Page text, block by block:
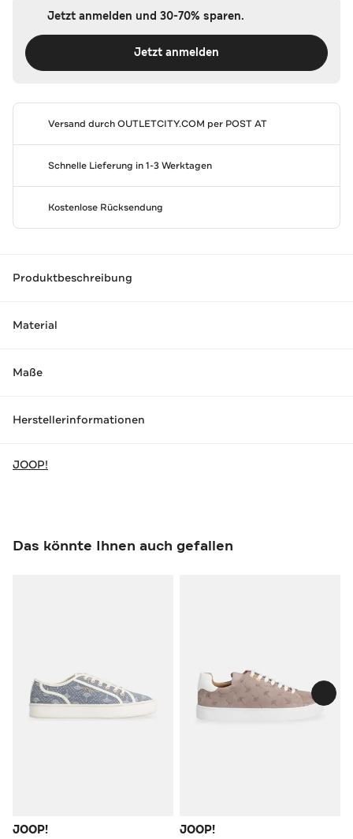
Jetzt anmelden und 30-70% sparen.
Jetzt anmelden
Versand durchOUTLETCITY.COM per POST AT
Schnelle Lieferung in 1-3 Werktagen
Kostenlose Rücksendung
Produktbeschreibung
Material
Maße
Herstellerinformationen
JOOP!
Das könnte Ihnen auch gefallen
JOOP! JOOP!